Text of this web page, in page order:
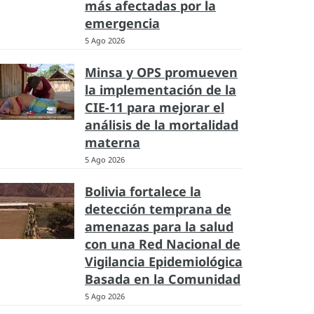
más afectadas por la
emergencia
5 Ago 2026
Minsa y OPS promueven
la implementación de la
CIE-11 para mejorar el
análisis de la mortalidad
materna
5 Ago 2026
Bolivia fortalece la
detección temprana de
amenazas para la salud
con una Red Nacional de
Vigilancia Epidemiológica
Basada en la Comunidad
5 Ago 2026